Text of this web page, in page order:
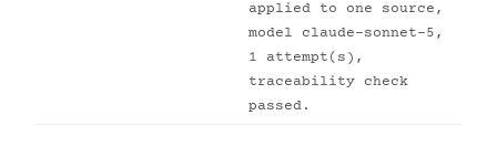
applied to one source,
model claude-sonnet-5,
1 attempt(s),
traceability check
passed.